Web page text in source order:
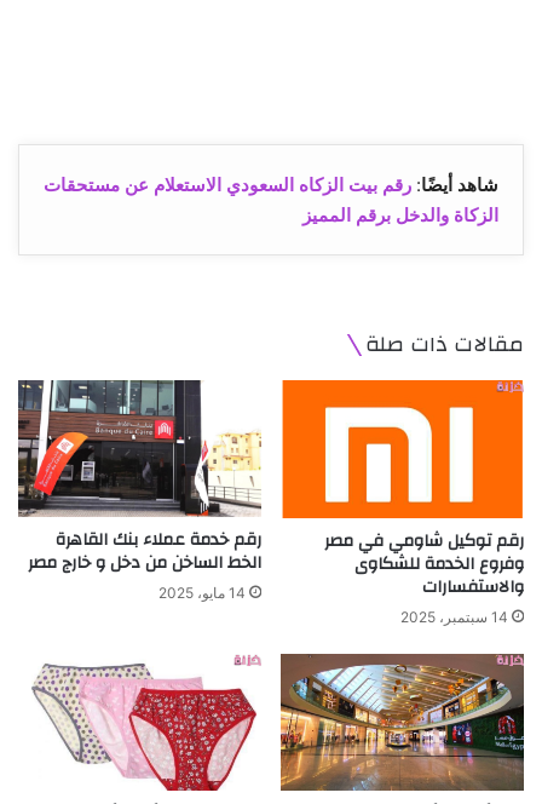
شاهد أيضًا: رقم بيت الزكاه السعودي الاستعلام عن مستحقات
الزكاة والدخل برقم المميز
مقالات ذات صلة
رقم توكيل شاومي في مصر
وفروع الخدمة للشكاوى
والاستفسارات
14 سبتمبر، 2025
رقم خدمة عملاء بنك القاهرة
الخط الساخن من دخل و خارج مصر
14 مايو، 2025